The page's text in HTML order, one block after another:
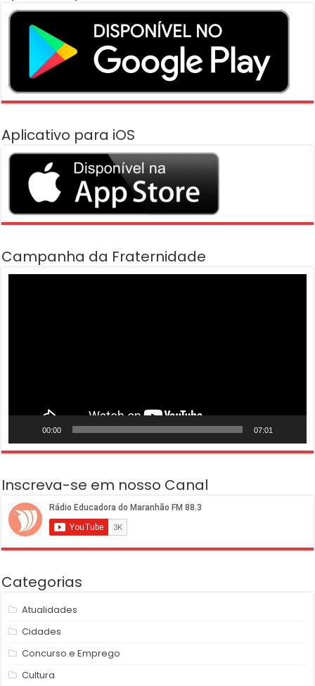
Aplicativo para iOS
Campanha da Fraternidade
00:00 07:01
Inscreva-se em nosso Canal
Categorias
Atualidades
Cidades
Concurso e Emprego
Cultura